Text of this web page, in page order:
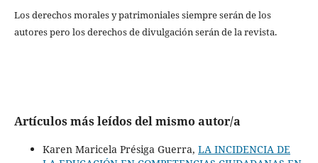
Los derechos morales y patrimoniales siempre serán de los
autores pero los derechos de divulgación serán de la revista.
Artículos más leídos del mismo autor/a
Karen Maricela Présiga Guerra, LA INCIDENCIA DE